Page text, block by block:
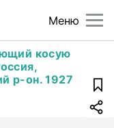
Меню
косую
р-он. 1927